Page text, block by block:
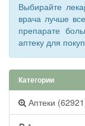
Выбирайте
врача лучше
препарате
аптеку для
Категории
Аптеки